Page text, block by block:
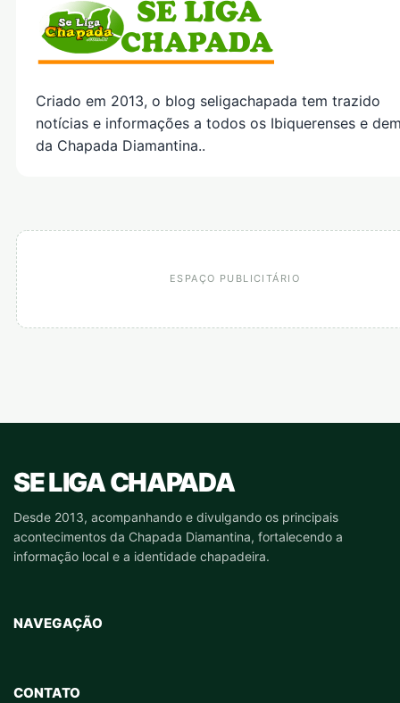
Criado em 2013, o blog seligachapada tem trazido
notícias e informações a todos os Ibiquerenses e
da Chapada Diamantina..
ESPAÇO PUBLICITÁRIO
SE LIGA CHAPADA
Desde 2013, acompanhando e divulgando os principais
acontecimentos da Chapada Diamantina, fortalecendo a
informação local e a identidade chapadeira.
NAVEGAÇÃO
CONTATO